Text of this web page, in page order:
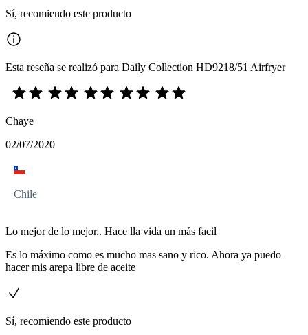
Sí, recomiendo este producto
Esta reseña se realizó para Daily Collection HD9218/51 Airfryer
Chaye
02/07/2020
Chile
Lo mejor de lo mejor.. Hace lla vida un más facil
Es lo máximo como es mucho mas sano y rico. Ahora ya puedo
hacer mis arepa libre de aceite
Sí, recomiendo este producto